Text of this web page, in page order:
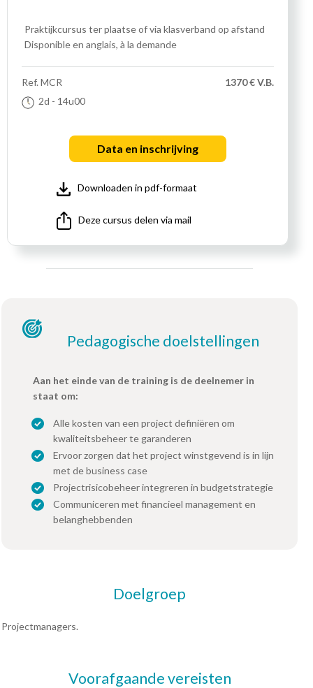
Praktijkcursus ter plaatse of via klasverband op afstand
Disponible en anglais, à la demande
Ref.MCR
2d - 14u00
1370 € V.B.
Data en inschrijving
Downloaden in pdf-formaat
Deze cursus delen via mail
Pedagogische doelstellingen
Aan het einde van de training is de deelnemer in
staat om:
Alle kosten van een project definiëren om
kwaliteitsbeheer te garanderen
Ervoor zorgen dat het project winstgevend is in lijn
met de business case
Projectrisicobeheer integreren in budgetstrategie
Communiceren met financieel management en
belanghebbenden
Doelgroep
Projectmanagers.
Voorafgaande vereisten